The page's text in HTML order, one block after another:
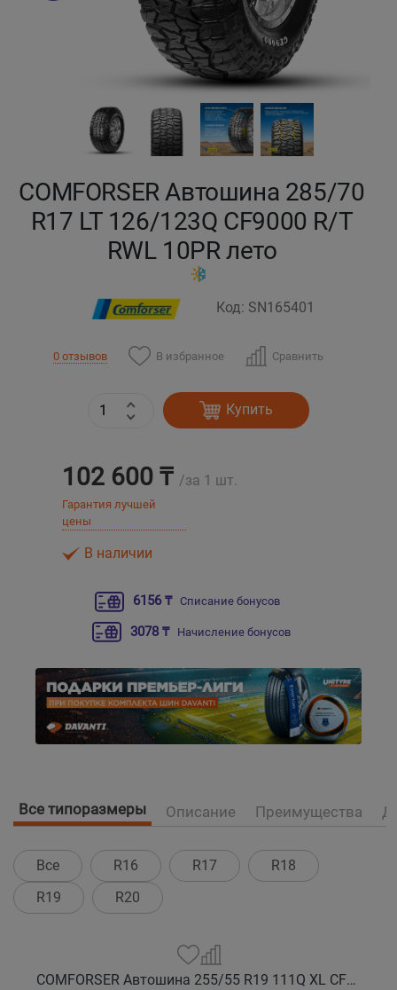
COMFORSER Автошина 285/70
R17 LT 126/123Q CF9000 R/T
RWL 10PR лето
Код: SN165401
0 отзывов В избранное Сравнить
Купить
102 600 ₸ /за 1 шт.
Гарантия лучшей
цены
В наличии
6156 ₸ Списание бонусов
3078 ₸ Начисление бонусов
Все типоразмеры Описание Преимущества
Все R16 R17
R18
R19
R20
COMFORSER Автошина 255/55 R19 111Q XL CF9000 R/T RWL лето
Кызылорда
Петропавловск
Талдыкорган
Тараз
Усть-Каменогорск
Шымкент